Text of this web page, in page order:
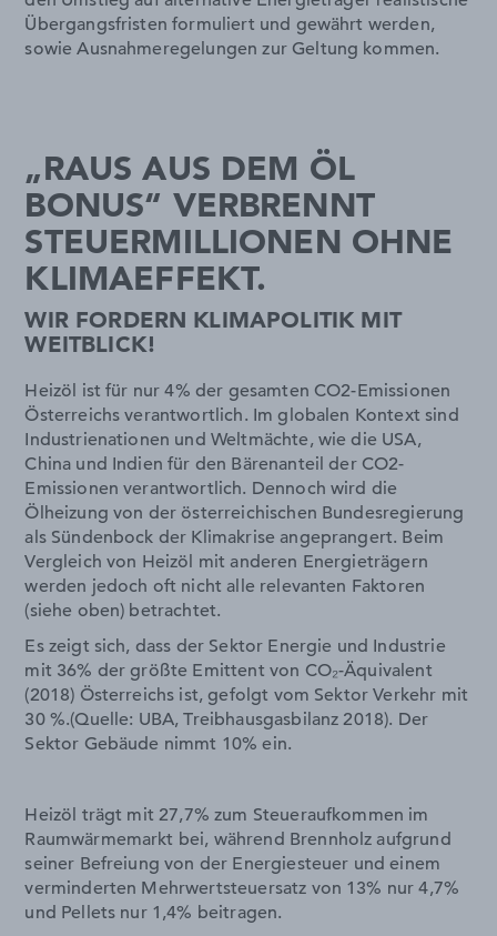
Übergangsfristen formuliert und gewährt werden,
sowie Ausnahmeregelungen zur Geltung kommen.
„RAUS AUS DEM ÖL
BONUS“ VERBRENNT
STEUERMILLIONEN OHNE
KLIMAEFFEKT.
WIR FORDERN KLIMAPOLITIK MIT
WEITBLICK!
Heizöl ist für nur 4% der gesamten CO2-Emissionen
Österreichs verantwortlich. Im globalen Kontext sind
Industrienationen und Weltmächte, wie die USA,
China und Indien für den Bärenanteil der CO2-
Emissionen verantwortlich. Dennoch wird die
Ölheizung von der österreichischen Bundesregierung
als Sündenbock der Klimakrise angeprangert. Beim
Vergleich von Heizöl mit anderen Energieträgern
werden jedoch oft nicht alle relevanten Faktoren
(siehe oben) betrachtet.
Es zeigt sich, dass der Sektor Energie und Industrie
mit 36% der größte Emittent von CO₂-Äquivalent
(2018) Österreichs ist, gefolgt vom Sektor Verkehr mit
30 %.(Quelle: UBA, Treibhausgasbilanz 2018). Der
Sektor Gebäude nimmt 10% ein.
Heizöl trägt mit 27,7% zum Steueraufkommen im
Raumwärmemarkt bei, während Brennholz aufgrund
seiner Befreiung von der Energiesteuer und einem
verminderten Mehrwertsteuersatz von 13% nur 4,7%
und Pellets nur 1,4% beitragen.